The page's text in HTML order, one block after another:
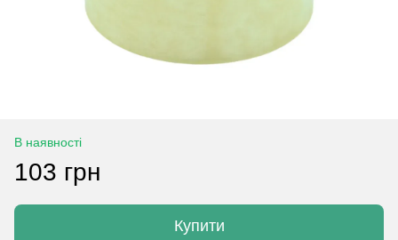
В наявності
103 грн
Купити